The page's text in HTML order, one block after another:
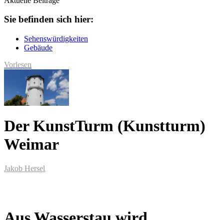
Sie befinden sich hier:
Sehenswürdigkeiten
Gebäude
Vorlesen
Der KunstTurm (Kunstturm)
Weimar
Jakob Hersel